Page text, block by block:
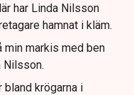
har Linda Nilsson
hamnat i kläm.
min markis med ben
Nilsson.
bland krögarna i